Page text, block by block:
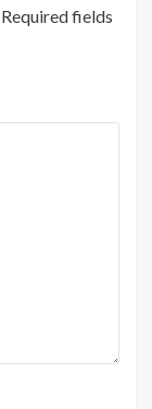
Required fields